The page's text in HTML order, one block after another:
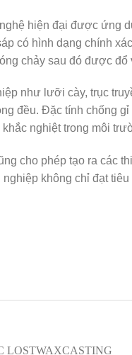
hiện đại được ứng
có hình dạng chính
chảy sau đó được
như lưỡi cày, trục
đều. Đặc tính chống
nghiệt trong môi
cho phép tạo ra các
nghiệp không chỉ đạt